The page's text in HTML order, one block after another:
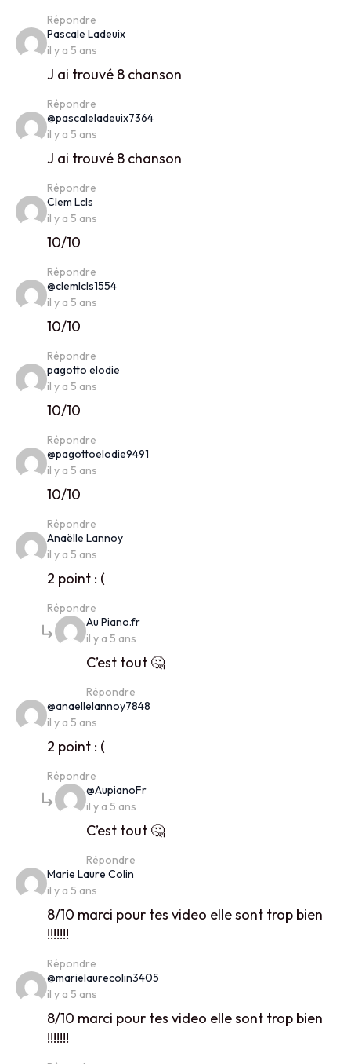
Répondre
Pascale Ladeuixsays:
il y a 5 ans
J ai trouvé 8 chanson
Répondre
@pascaleladeuix7364says:
il y a 5 ans
J ai trouvé 8 chanson
Répondre
Clem Lcls
il y a 5 ans
10/10
Répondre
@clemlcls1554says:
il y a 5 ans
10/10
Répondre
pagotto elodie
il y a 5 ans
10/10
Répondre
@pagottoelodie9491
il y a 5 ans
10/10
Répondre
Anaëlle Lannoysays:
il y a 5 ans
2 point : (
Répondre
Au Piano.frsays:
il y a 5 ans
C’est tout 🤔
Répondre
@anaellelannoy7848
il y a 5 ans
2 point : (
Répondre
@AupianoFrsays:
il y a 5 ans
C’est tout 🤔
Répondre
Marie Laure Colin
il y a 5 ans
8/10 marci pour tes video elle sont trop bien
!!!!!!!
Répondre
@marielaurecolin3405
il y a 5 ans
8/10 marci pour tes video elle sont trop bien
!!!!!!!